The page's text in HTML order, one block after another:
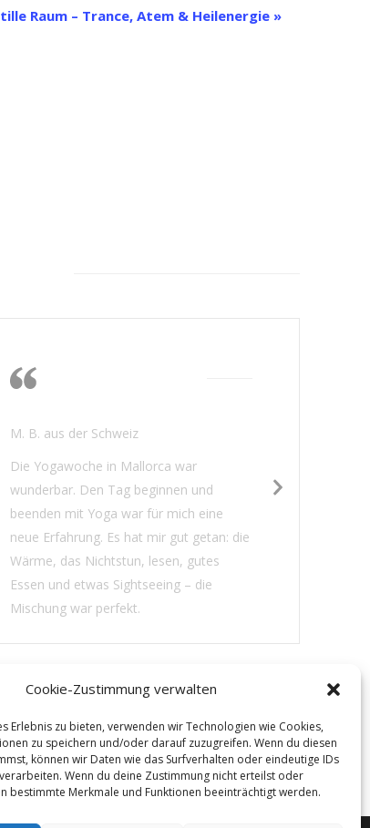
Cookie-Zustimmung verwalten
Erlebnis zu bieten, verwenden wir Technologien wie Cookies,
zu speichern und/oder darauf zuzugreifen. Wenn du diesen
können wir Daten wie das Surfverhalten oder eindeutige IDs
Wenn du deine Zustimmung nicht erteilst oder
bestimmte Merkmale und Funktionen beeinträchtigt werden.
Raum – Trance, Atem & Heilenergie »
M. B. aus der Schweiz
Die Yogawoche in Mallorca war
wunderbar. Den Tag beginnen und
beenden mit Yoga war für mich eine
neue Erfahrung. Es hat mir gut getan: die
Wärme, das Nichtstun, lesen, gutes
Essen und etwas Sightseeing – die
Mischung war perfekt.